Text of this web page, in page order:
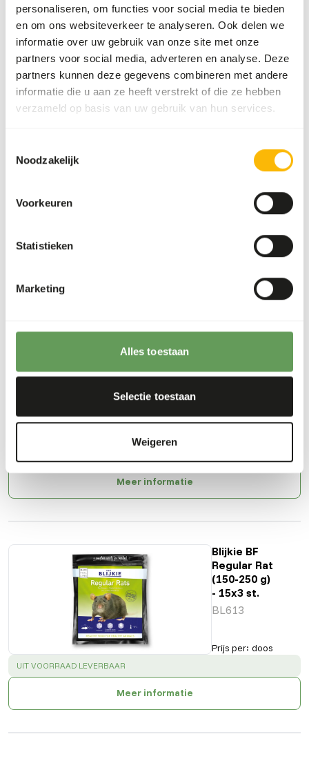
personaliseren, om functies voor social media te bieden
en om ons websiteverkeer te analyseren. Ook delen we
informatie over uw gebruik van onze site met onze
partners voor social media, adverteren en analyse. Deze
partners kunnen deze gegevens combineren met andere
informatie die u aan ze heeft verstrekt of die ze hebben
verzameld op basis van uw gebruik van hun services.
Noodzakelijk
Voorkeuren
Statistieken
Marketing
Alles toestaan
Selectie toestaan
Weigeren
Over dit product
Deze prooidieren kunnen onder andere gebruikt worden
voor het dieet van roofvogels, reptielen en andere
carnivoren.
Analytische bestanddelen
5,3%
10,2%
(60-90 g) -
Meer informatie
Blijkie BF
Regular Rat
(150-250 g)
- 15x3 st.
BL613
Prijs per: doos
SUCCESS:
UIT VOORRAAD LEVERBAAR
Meer informatie